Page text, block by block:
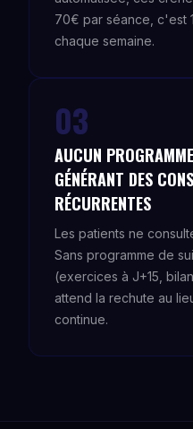
70€ par séance, c'est
chaque semaine.
03
AUCUN
GÉNÉRANT DES
RÉCURRENTES
Les patients ne
Sans programme de
(exercices à J+15,
attend la rechute au
continue.